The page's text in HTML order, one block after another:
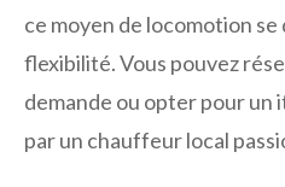
ce moyen de locomotion se
flexibilité. Vous pouvez
demande ou opter pour
par un chauffeur local